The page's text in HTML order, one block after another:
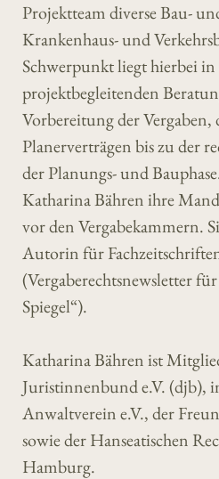
Projektteam diverse Bau-
Krankenhaus- und
Schwerpunkt liegt hierbei in
projektbegleitenden
Vorbereitung der
Planerverträgen bis zu der
der Planungs- und
Katharina Bähren ihre
vor den Vergabekammern.
Autorin für
(Vergaberechtsnewsletter
Spiegel“).
Katharina Bähren ist
Juristinnenbund e.V. (djb),
Anwaltverein e.V., der
sowie der Hanseatischen
Hamburg.